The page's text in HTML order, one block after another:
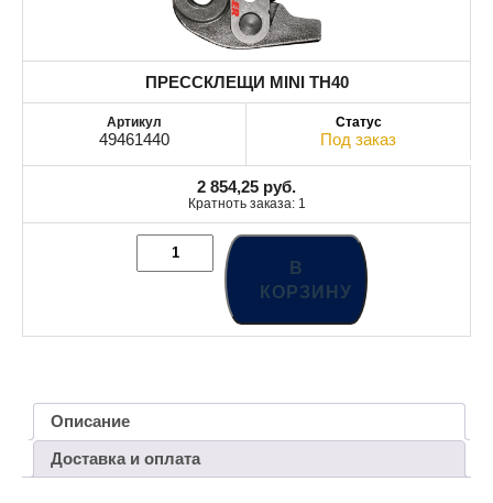
ПРЕССКЛЕЩИ MINI TH40
49461440 Под заказ
2 854,25 руб.
Кратноть заказа: 1
В
КОРЗИНУ
Описание
Доставка и оплата